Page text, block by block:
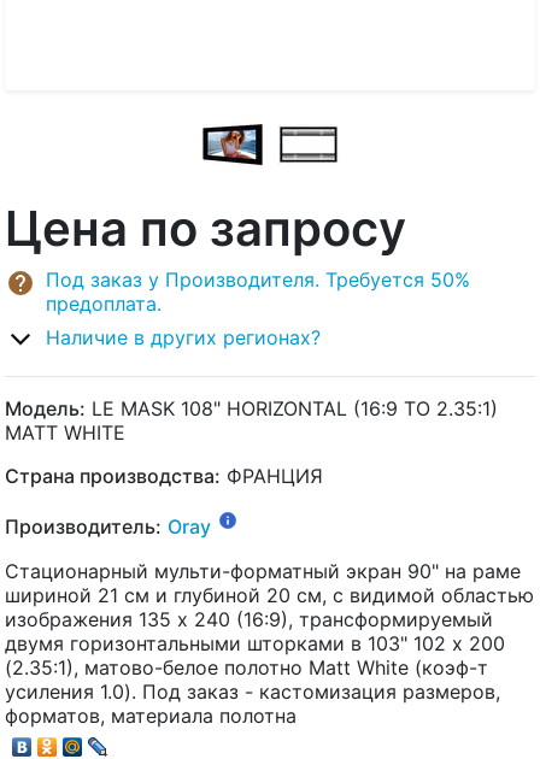
Цена по запросу
Под заказ у Производителя. Требуется 50%
предоплата.
Наличие в других регионах?
Модель: LE MASK 108" HORIZONTAL (16:9 TO 2.35:1)
MATT WHITE
Страна производства: ФРАНЦИЯ
Производитель: Oray
Стационарный мульти-форматный экран 90" на раме
шириной 21 см и глубиной 20 см, с видимой областью
изображения 135 х 240 (16:9), трансформируемый
двумя горизонтальными шторками в 103" 102 x 200
(2.35:1), матово-белое полотно Matt White (коэф-т
усиления 1.0). Под заказ - кастомизация размеров,
форматов, материала полотна